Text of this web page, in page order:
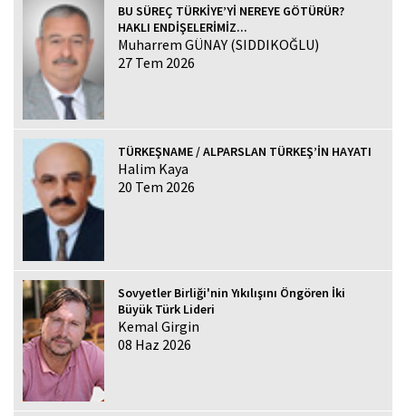
BU SÜREÇ TÜRKİYE’Yİ NEREYE GÖTÜRÜR?
HAKLI ENDİŞELERİMİZ...
Muharrem GÜNAY (SIDDIKOĞLU)
27 Tem 2026
TÜRKEŞNAME / ALPARSLAN TÜRKEŞ’İN HAYATI
Halim Kaya
20 Tem 2026
Sovyetler Birliği'nin Yıkılışını Öngören İki
Büyük Türk Lideri
Kemal Girgin
08 Haz 2026